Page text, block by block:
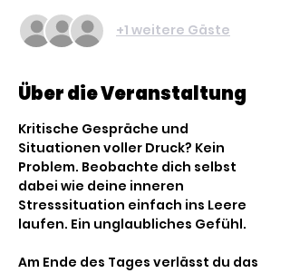
+1 weitere Gäste
Über die Veranstaltung
Kritische Gespräche und
Situationen voller Druck? Kein
Problem. Beobachte dich selbst
dabei wie deine inneren
Stresssituation einfach ins Leere
laufen. Ein unglaubliches Gefühl.​
Am Ende des Tages verlässt du das